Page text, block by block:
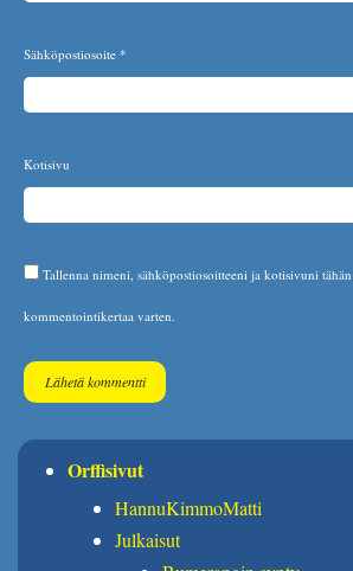
Sähköpostiosoite *
Kotisivu
Tallenna nimeni, sähköpostiosoitteeni ja kotisivuni tähän
kommentointikertaa varten.
Orffisivut
HannuKimmoMatti
Julkaisut